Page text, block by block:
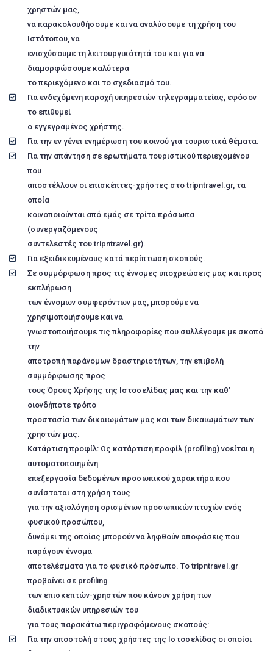
χρηστών μας,
να παρακολουθήσουμε και να αναλύσουμε τη χρήση του
Ιστότοπου, να
ενισχύσουμε τη λειτουργικότητά του και για να
διαμορφώσουμε καλύτερα
το περιεχόμενο και το σχεδιασμό του.
Για ενδεχόμενη παροχή υπηρεσιών τηλεγραμματείας, εφόσον
το επιθυμεί
ο εγγεγραμένος χρήστης.
Για την εν γένει ενημέρωση του κοινού για τουριστικά θέματα.
Για την απάντηση σε ερωτήματα τουριστικού περιεχομένου
που
αποστέλλουν οι επισκέπτες-χρήστες στο tripntravel.gr, τα
οποία
κοινοποιούνται από εμάς σε τρίτα πρόσωπα
(συνεργαζόμενους
συντελεστές του tripntravel.gr).
Για εξειδικευμένους κατά περίπτωση σκοπούς.
Σε συμμόρφωση προς τις έννομες υποχρεώσεις μας και προς
εκπλήρωση
των έννομων συμφερόντων μας, μπορούμε να
χρησιμοποιήσουμε και να
γνωστοποιήσουμε τις πληροφορίες που συλλέγουμε με σκοπό
την
αποτροπή παράνομων δραστηριοτήτων, την επιβολή
συμμόρφωσης προς
τους Όρους Χρήσης της Ιστοσελίδας μας και την καθ’
οιονδήποτε τρόπο
προστασία των δικαιωμάτων μας και των δικαιωμάτων των
χρηστών μας.
Κατάρτιση προφίλ: Ως κατάρτιση προφίλ (profiling) νοείται η
αυτοματοποιημένη
επεξεργασία δεδομένων προσωπικού χαρακτήρα που
συνίσταται στη χρήση τους
για την αξιολόγηση ορισμένων προσωπικών πτυχών ενός
φυσικού προσώπου,
δυνάμει της οποίας μπορούν να ληφθούν αποφάσεις που
παράγουν έννομα
αποτελέσματα για το φυσικό πρόσωπο. Το tripntravel.gr
προβαίνει σε profiling
των επισκεπτών-χρηστών που κάνουν χρήση των
διαδικτυακών υπηρεσιών του
για τους παρακάτω περιγραφόμενους σκοπούς:
Για την αποστολή στους χρήστες της Ιστοσελίδας οι οποίοι